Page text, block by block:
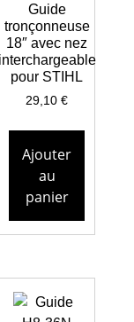
Guide
tronçonneuse
18″ avec nez
pour STIHL
29,10€
Ajouter
au
panier